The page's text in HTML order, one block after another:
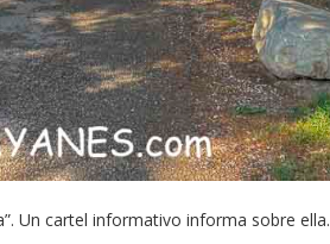
Un cartel informativo informa sobre ella.